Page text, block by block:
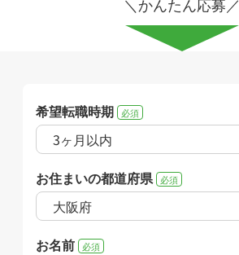
希望転職時期 必須
お住まいの都道府県 必須
お名前 必須